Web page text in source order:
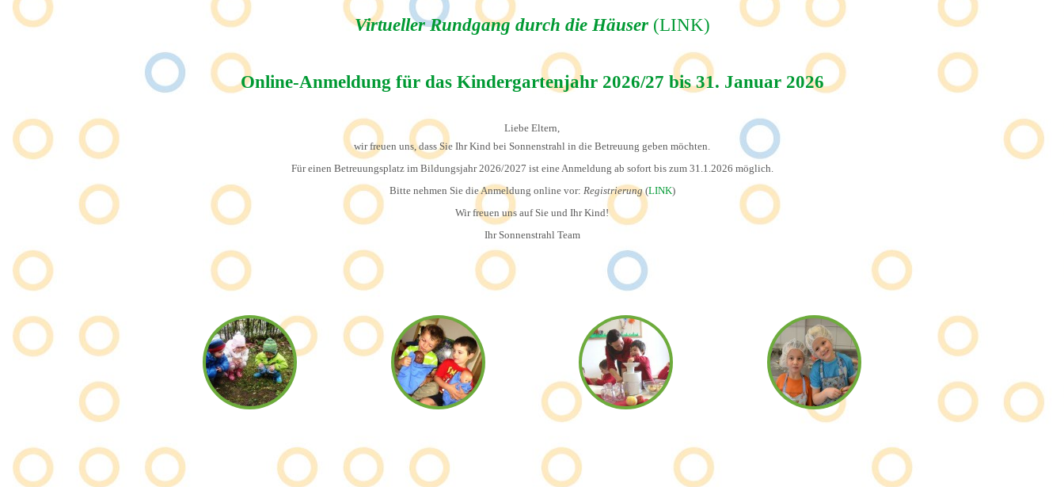
Virtueller Rundgang durch die Häuser (LINK)
Online-Anmeldung für das Kindergartenjahr 2026/27 bis 31. Januar 2026
Liebe Eltern,
wir freuen uns, dass Sie Ihr Kind bei Sonnenstrahl in die Betreuung geben möchten.
Für einen Betreuungsplatz im Bildungsjahr 2026/2027 ist eine Anmeldung ab sofort bis zum 31.1.2026 möglich.
Bitte nehmen Sie die Anmeldung online vor: Registrierung(LINK)
Wir freuen uns auf Sie und Ihr Kind!
Ihr Sonnenstrahl Team